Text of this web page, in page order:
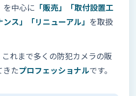
を中心に 「販売」「取付設置工
ス」「リニューアル」 を取扱
れまで多くの防犯カメラの販
きたプロフェッショナルです。